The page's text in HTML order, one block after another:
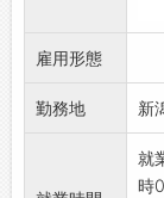
し
い
ろ
付
ま
雇用形態
勤務地 新
就
時